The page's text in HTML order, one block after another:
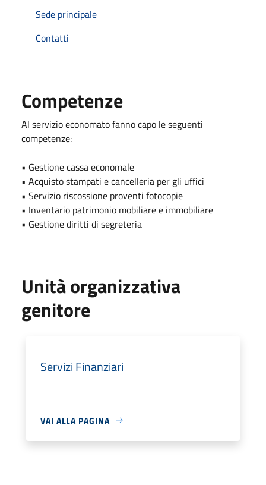
Sede principale
Contatti
Competenze
Al servizio economato fanno capo le seguenti
competenze:
• Gestione cassa economale
• Acquisto stampati e cancelleria per gli uffici
• Servizio riscossione proventi fotocopie
• Inventario patrimonio mobiliare e immobiliare
• Gestione diritti di segreteria
Unità organizzativa
genitore
Servizi Finanziari
VAI ALLA PAGINA